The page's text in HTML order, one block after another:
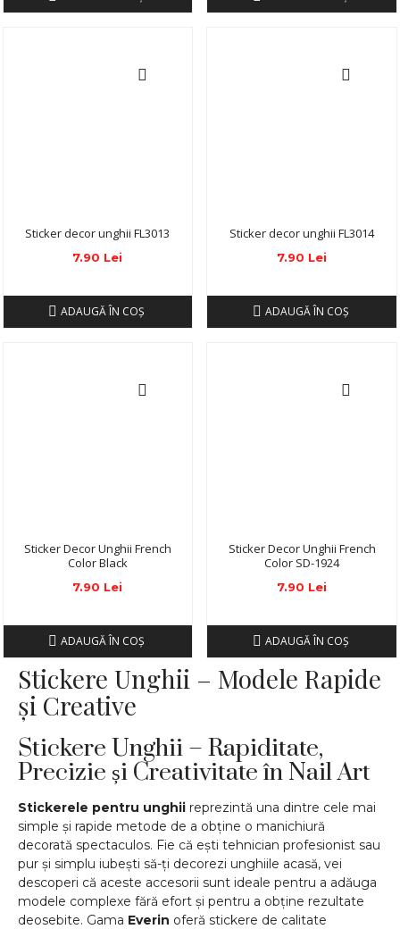
Stickere Unghii – Modele Rapide
și Creative
Stickere Unghii – Rapiditate,
Precizie și Creativitate în Nail Art
Stickerele pentru unghii reprezintă una dintre cele mai
simple și rapide metode de a obține o manichiură
decorată spectaculos. Fie că ești tehnician profesionist sau
pur și simplu iubești să-ți decorezi unghiile acasă, vei
descoperi că aceste accesorii sunt ideale pentru a adăuga
modele complexe fără efort și pentru a obține rezultate
deosebite. Gama Everin oferă stickere de calitate
Sticker decor unghii FL3013
7.90 Lei
ADAUGĂ ÎN COŞ
Sticker decor unghii FL3014
7.90 Lei
ADAUGĂ ÎN COŞ
Sticker Decor Unghii French
Color Black
7.90 Lei
ADAUGĂ ÎN COŞ
Sticker Decor Unghii French
Color SD-1924
7.90 Lei
ADAUGĂ ÎN COŞ